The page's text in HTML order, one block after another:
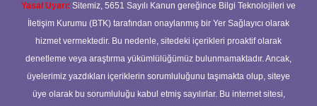
Yasal Uyarı: Sitemiz, 5651 Sayılı Kanun gereğince Bilgi Teknolojileri ve
İletişim Kurumu (BTK) tarafından onaylanmış bir Yer Sağlayıcı olarak
hizmet vermektedir. Bu nedenle, sitedeki içerikleri proaktif olarak
denetleme veya araştırma yükümlülüğümüz bulunmamaktadır. Ancak,
üyelerimiz yazdıkları içeriklerin sorumluluğunu taşımakta olup, siteye
üye olarak bu sorumluluğu kabul etmiş sayılırlar. Bu internet sitesi,